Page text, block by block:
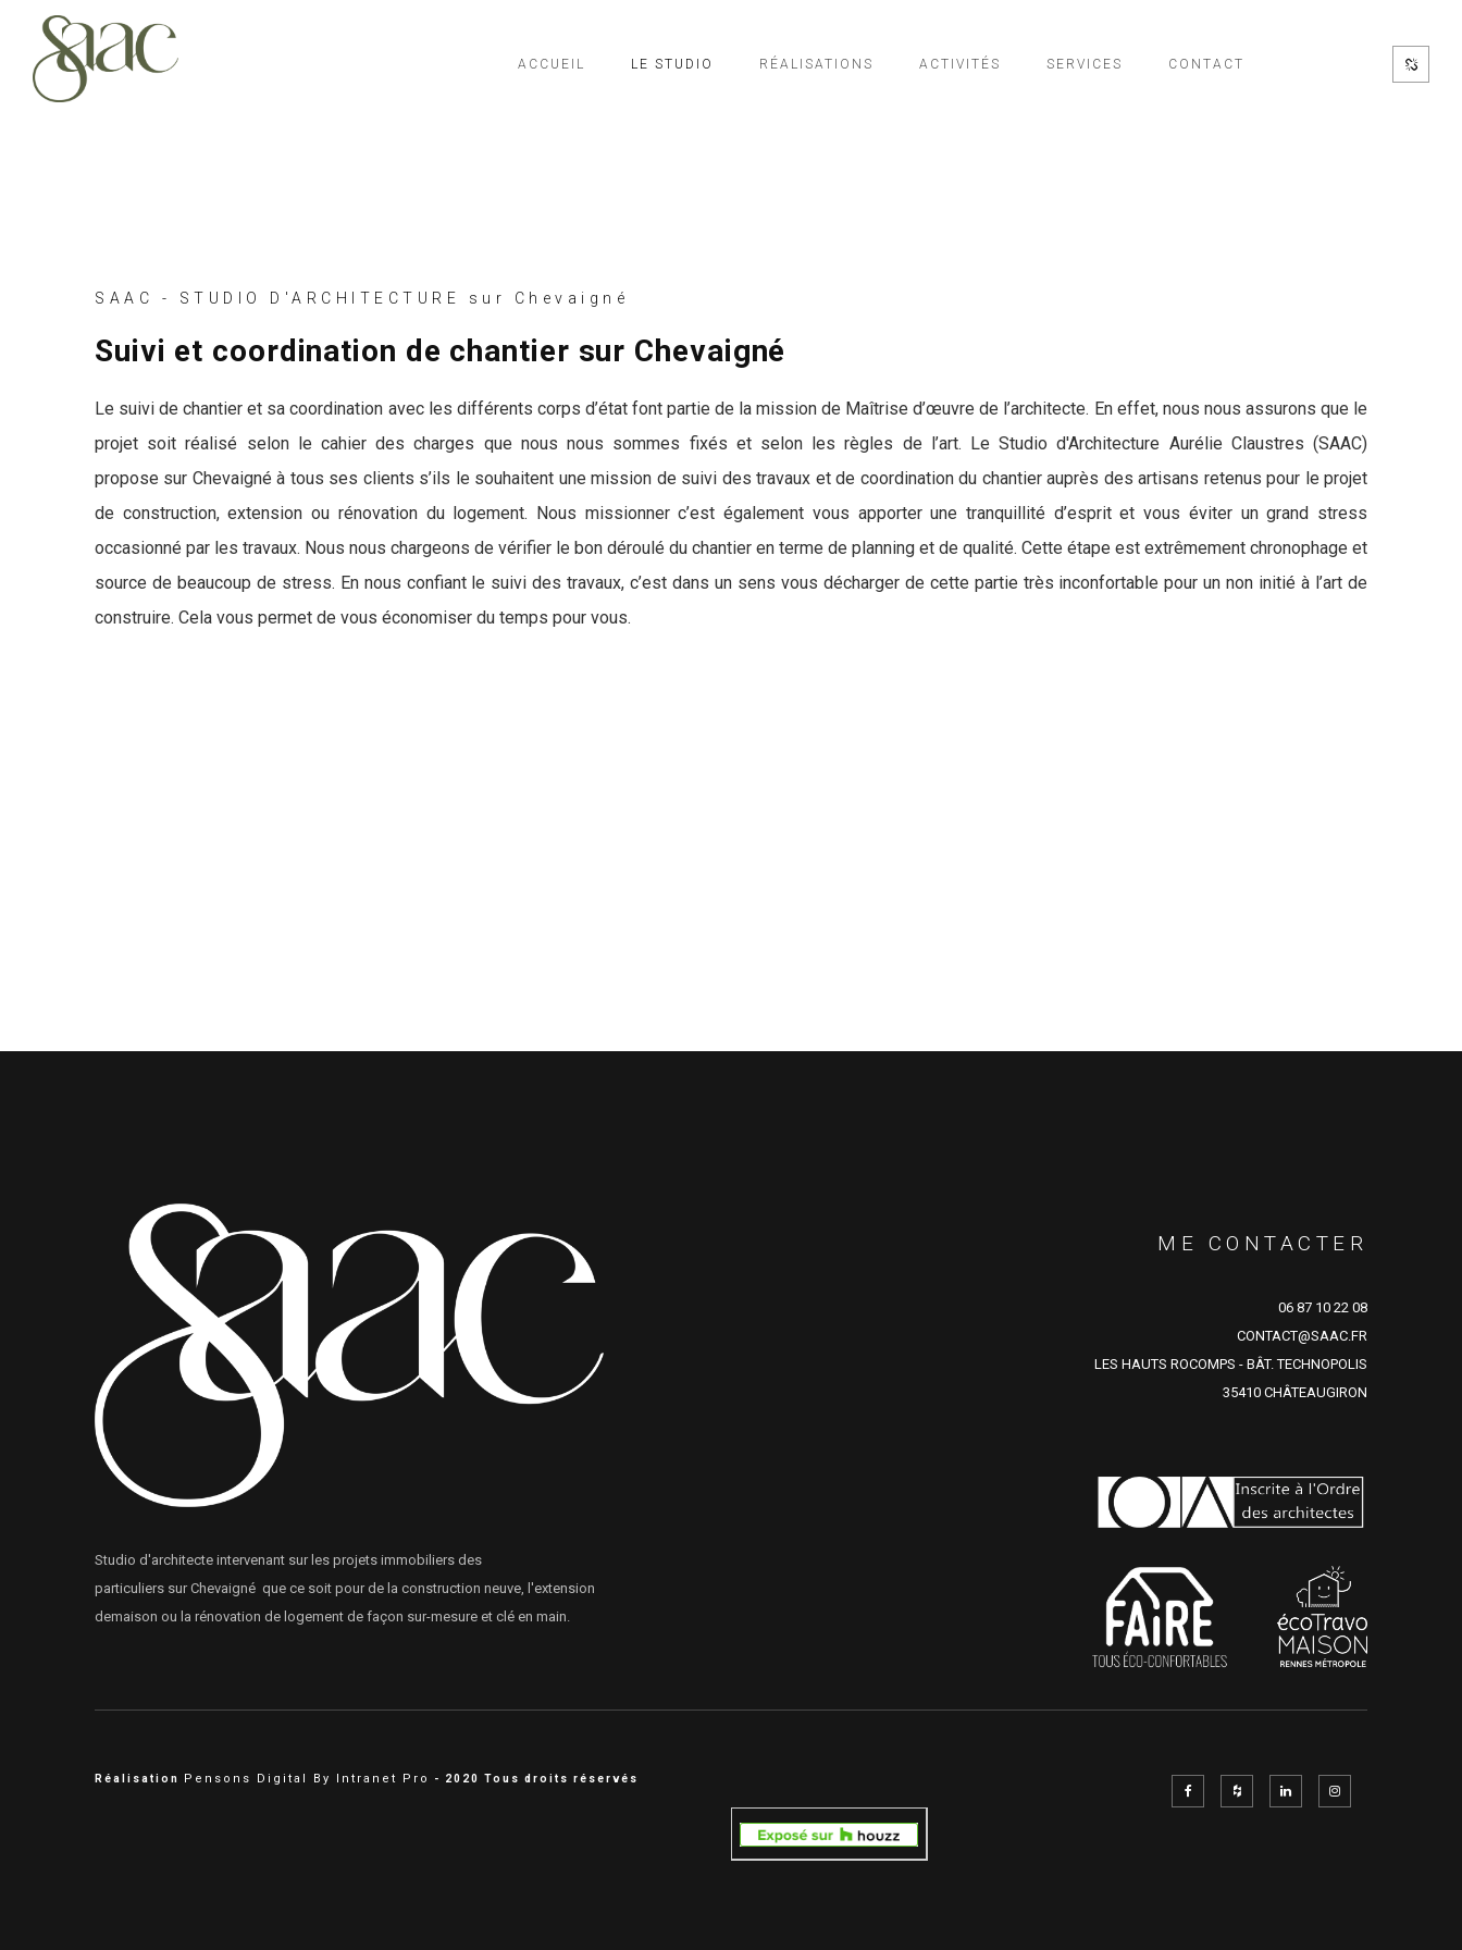
ACCUEIL LE STUDIO RÉALISATIONS ACTIVITÉS SERVICES CONTACT
SAAC - STUDIO D'ARCHITECTURE sur Chevaigné
Suivi et coordination de chantier sur Chevaigné
Le suivi de chantier et sa coordination avec les différents corps d’état font partie de la mission de Maîtrise d’œuvre de l’architecte. En effet, nous nous assurons que le
projet soit réalisé selon le cahier des charges que nous nous sommes fixés et selon les règles de l’art. Le Studio d'Architecture Aurélie Claustres (SAAC)
propose sur Chevaigné à tous ses clients s’ils le souhaitent une mission de suivi des travaux et de coordination du chantier auprès des artisans retenus pour le projet
de construction, extension ou rénovation du logement. Nous missionner c’est également vous apporter une tranquillité d’esprit et vous éviter un grand stress
occasionné par les travaux. Nous nous chargeons de vérifier le bon déroulé du chantier en terme de planning et de qualité. Cette étape est extrêmement chronophage et
source de beaucoup de stress. En nous confiant le suivi des travaux, c’est dans un sens vous décharger de cette partie très inconfortable pour un non initié à l’art de
construire. Cela vous permet de vous économiser du temps pour vous.
Studio d'architecte intervenant sur les projets immobiliers des
particuliers sur Chevaigné que ce soit pour de la construction neuve, l'extension
demaison ou la rénovation de logement de façon sur-mesure et clé en main.
ME CONTACTER
06 87 10 22 08
CONTACT@SAAC.FR
LES HAUTS ROCOMPS - BÂT. TECHNOPOLIS
35410 CHÂTEAUGIRON
Réalisation Pensons Digital By Intranet Pro - 2020 Tous droits réservés